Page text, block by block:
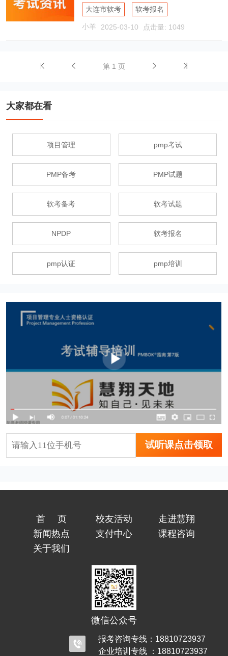
大连市软考 软考报名
软考报名时间
小羊 2025-03-10 点击量: 1049
第 1 页
大家都在看
项目管理 pmp考试
PMP备考 PMP试题
软考备考 软考试题
NPDP 软考报名
pmp认证 pmp培训
试听课点击领取
首页 校友活动
走进慧翔
新闻热点
支付中心
课程咨询
关于我们
微信公众号
报考咨询专线：18810723937
企业培训专线 ：18810723937